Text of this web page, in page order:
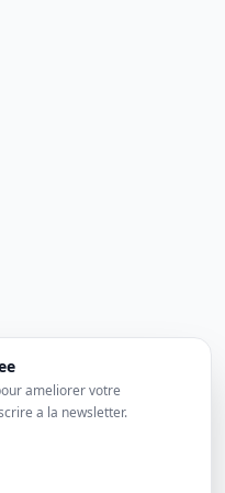
ameliorer votre
a la newsletter.